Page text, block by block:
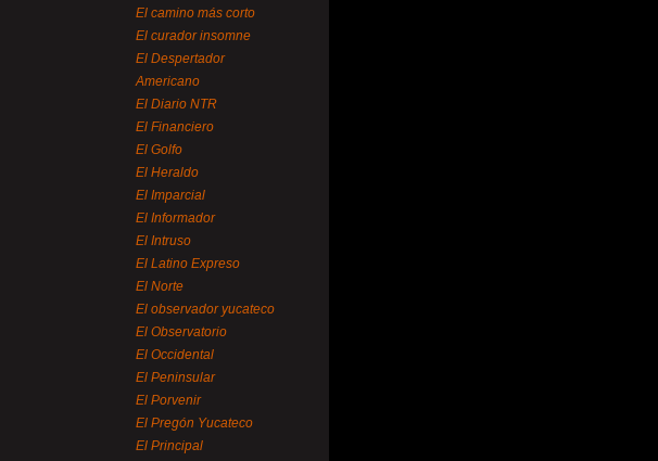
El camino más corto
El curador insomne
El Despertador
Americano
El Diario NTR
El Financiero
El Golfo
El Heraldo
El Imparcial
El Informador
El Intruso
El Latino Expreso
El Norte
El observador yucateco
El Observatorio
El Occidental
El Peninsular
El Porvenir
El Pregón Yucateco
El Principal